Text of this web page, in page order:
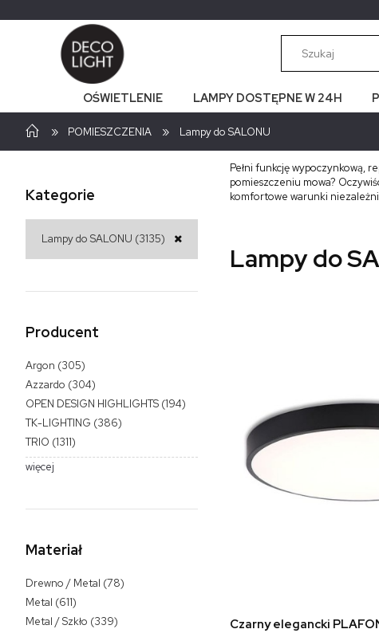
OŚWIETLENIE LAMPY DOSTĘPNE W 24H
» POMIESZCZENIA » Lampy do SALONU
Kategorie
Lampy do SALONU (3135)
Producent
Argon (305)
Azzardo (304)
OPEN DESIGN HIGHLIGHTS (194)
TK-LIGHTING (386)
TRIO (1311)
więcej
Materiał
Drewno / Metal (78)
Metal (611)
Metal / Szkło (339)
Pełni funkcję wypoczynkową,
pomieszczeniu mowa?
komfortowe warunki
Lampy do
Czarny elegancki